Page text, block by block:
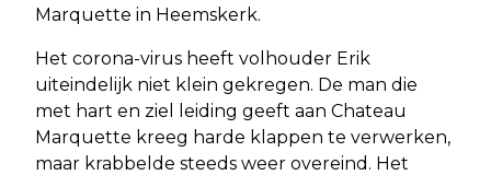
Marquette in Heemskerk.
Het corona-virus heeft volhouder Erik
uiteindelijk niet klein gekregen. De man die
met hart en ziel leiding geeft aan Chateau
Marquette kreeg harde klappen te verwerken,
maar krabbelde steeds weer overeind. Het